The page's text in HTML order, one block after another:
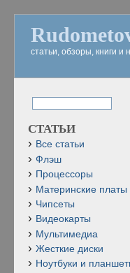
статьи, обзоры, книги и
СТАТЬИ
Все статьи
Флэш
Процессоры
Материнские платы
Чипсеты
Видеокарты
Мультимедиа
Жесткие диски
Ноутбуки и